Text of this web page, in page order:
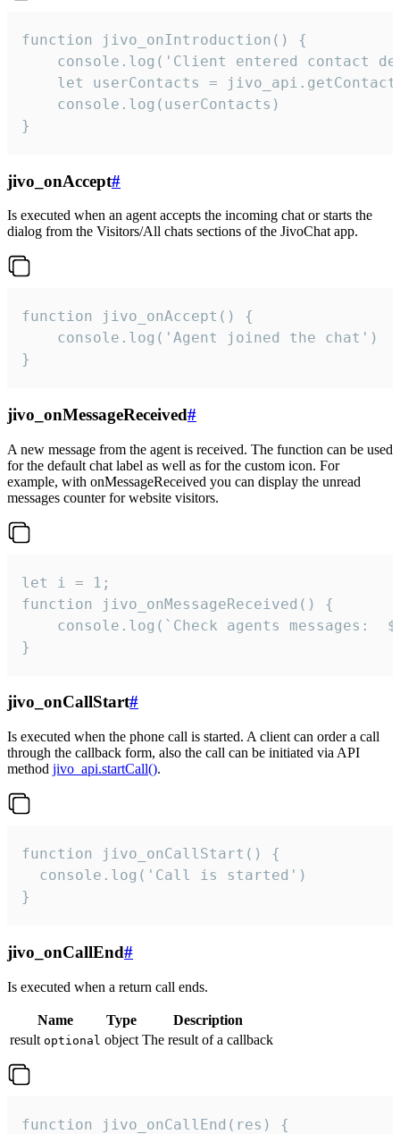
function jivo_onIntroduction() {
console.log('Client entered contact
let userContacts =
    console.log(userContacts)
}
jivo_onAccept#
Is executed when an agent accepts the incoming chat or starts the
dialog from the Visitors/All chats sections of the JivoChat app.
function jivo_onAccept() {
}
jivo_onMessageReceived#
A new message from the agent is received. The function can be used
for the default chat label as well as for the custom icon. For
example, with onMessageReceived you can display the unread
messages counter for website visitors.
let i = 1;
function jivo_onMessageReceived() {
}
jivo_onCallStart#
Is executed when the phone call is started. A client can order a call
through the callback form, also the call can be initiated via API
method jivo_api.startCall().
function jivo_onCallStart() {
  console.log('Call is started')
}
jivo_onCallEnd#
Is executed when a return call ends.
Name Type
Description
result optional object The result of a callback
function jivo_onCallEnd(res) {